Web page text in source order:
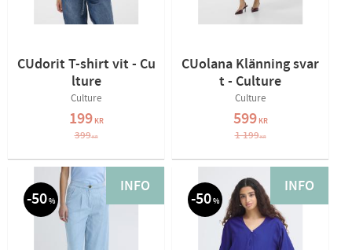
CUdorit T-shirt vit - Cu
lture
Culture
199KR
399KR
CUolana Klänning svar
t - Culture
Culture
599KR
1 199KR
50%
INFO
50%
INFO